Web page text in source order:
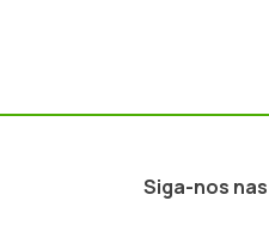
Siga-nos